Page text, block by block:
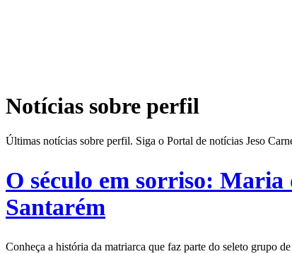
Notícias sobre perfil
Últimas notícias sobre perfil. Siga o Portal de notícias Jeso
O século em sorriso: Maria
Santarém
Conheça a história da matriarca que faz parte do seleto grupo